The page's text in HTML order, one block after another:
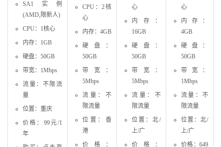
SA1实例
(AMD,限新人)
CPU：1核心
内存：1GB
硬盘：50GB
带宽：1Mbps
流量：不限流
量
位置：重庆
价格：99元/1
年
CPU：2核
心
内存：4GB
硬盘：
50GB
带宽：
5Mbps
流量：不
限流量
位置：香
港
价格：
心
内存：
16GB
硬盘：
50GB
带宽：
5Mbps
流量：不
限流量
位置：北/
上/广
价格：
心
内存：
4GB
硬盘：
50GB
带宽：
1Mbps
流量：不
限流量
位置：北/
上/广
价格：649